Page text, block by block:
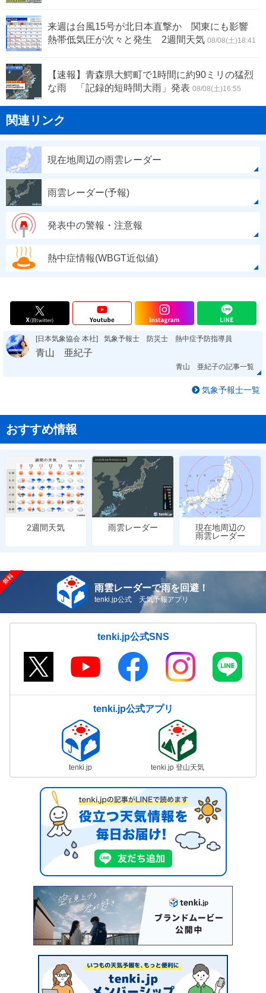
来週は台風15号が北日本直撃か 関東にも影響
熱帯低気圧が次々と発生 2週間天気 08/08(土)18:41
【速報】青森県大鰐町で1時間に約90ミリの猛烈
な雨 「記録的短時間大雨」発表 08/08(土)16:55
関連リンク
現在地周辺の雨雲レーダー
雨雲レーダー(予報)
発表中の警報・注意報
熱中症情報(WBGT近似値)
[日本気象協会 本社] 気象予報士 防災士 熱中症予防指導員
青山 亜紀子
青山 亜紀子の記事一覧
気象予報士一覧
おすすめ情報
2週間天気 雨雲レーダー
現在地周辺の
雨雲レーダー
雨雲レーダーで雨を回避！
tenki.jp公式 天気予報アプリ
tenki.jp公式SNS
tenki.jp公式アプリ
tenki.jp tenki.jp 登山天気